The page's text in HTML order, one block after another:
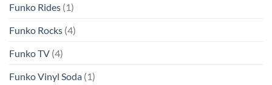
Funko Rides (1)
Funko Rocks (4)
Funko TV (4)
Funko Vinyl Soda (1)